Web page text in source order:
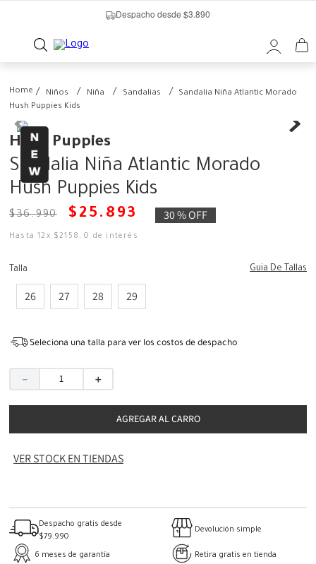
Despacho desde $3.890
Niños Niña Sandalias
Sandalia Niña Atlantic Morado
Hush Puppies Kids
Hush Puppies
Sandalia Niña Atlantic Morado
Hush Puppies Kids
$36.990 $ 25 . 893 30 %OFF
Hasta12 x $2158 ,0 de interés
Talla Guia De Tallas
26 27 28 29
Seleciona una talla para ver los costos de despacho
＋
－
AGREGAR AL CARRO
VER STOCK EN TIENDAS
Despacho gratis desde
$79.990
Devolución simple
6 meses de garantía Retira gratis en tienda